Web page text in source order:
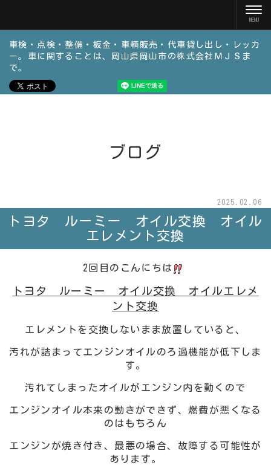
車検・点検・整備・板金・車輌販売・代車貸し出し・レッカ
ー。車に関することは、岡山県岡山市の株式会社ＭＪＳま
で。
ブログ
2025.02.06
トヨタ ルーミー オイル交換 オイル
エレメント交換
2回目のこんにちは
トヨタ ルーミー オイル交換 オイルエレメ
ント交換
エレメントを交換しないまま放置していると、
汚れが詰まってエンジンオイルのろ過機能が低下しま
す。
汚れてしまったオイルがエンジン内を動くので
エンジンオイル本来の動きができず、燃費が悪くなる
のはもちろん
エンジンが焼き付き、最悪の場合、故障する可能性が
あります。